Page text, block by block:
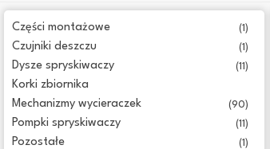
Części montażowe (1)
Czujniki deszczu (1)
Dysze spryskiwaczy (11)
Korki zbiornika
Mechanizmy wycieraczek
(90)
Pompki spryskiwaczy (11)
Pozostałe (1)